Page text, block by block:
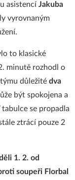
asistencí Jakuba
vyrovnaným
to klasické
minutě rozhodl o
důležité dva
být spokojena a
se propadla
ztrácí pouze 2
1. 2. od
soupeři Florbal